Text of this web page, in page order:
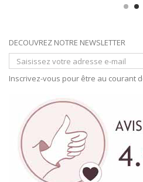
DECOUVREZ NOTRE NEWSLETTER
Inscrivez-vous pour être au courant